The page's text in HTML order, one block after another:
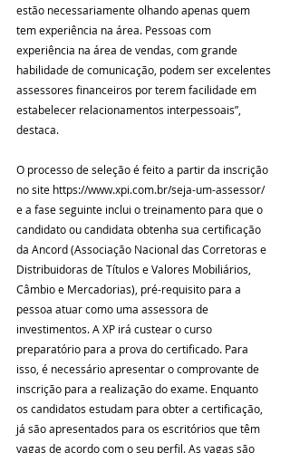
estão necessariamente olhando apenas quem
tem experiência na área. Pessoas com
experiência na área de vendas, com grande
habilidade de comunicação, podem ser excelentes
assessores financeiros por terem facilidade em
estabelecer relacionamentos interpessoais”,
destaca.
O processo de seleção é feito a partir da inscrição
no site https://www.xpi.com.br/seja-um-assessor/
e a fase seguinte inclui o treinamento para que o
candidato ou candidata obtenha sua certificação
da Ancord (Associação Nacional das Corretoras e
Distribuidoras de Títulos e Valores Mobiliários,
Câmbio e Mercadorias), pré-requisito para a
pessoa atuar como uma assessora de
investimentos. A XP irá custear o curso
preparatório para a prova do certificado. Para
isso, é necessário apresentar o comprovante de
inscrição para a realização do exame. Enquanto
os candidatos estudam para obter a certificação,
já são apresentados para os escritórios que têm
vagas de acordo com o seu perfil. As vagas são